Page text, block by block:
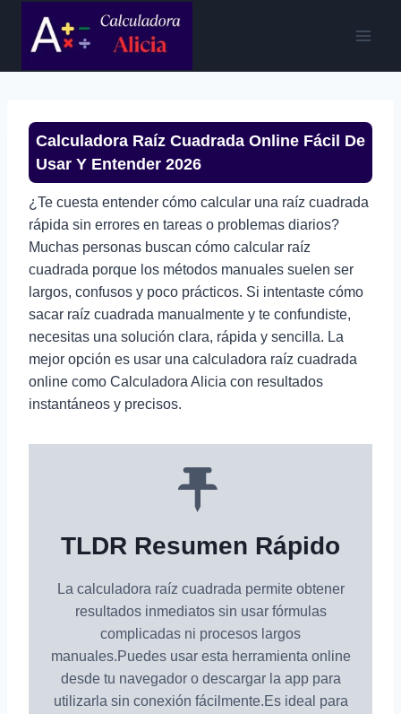
contenido
Calculadora Raíz Cuadrada Online Fácil De
Usar Y Entender 2026
¿Te cuesta entender cómo calcular una raíz cuadrada
rápida sin errores en tareas o problemas diarios?
Muchas personas buscan cómo calcular raíz
cuadrada porque los métodos manuales suelen ser
largos, confusos y poco prácticos. Si intentaste cómo
sacar raíz cuadrada manualmente y te confundiste,
necesitas una solución clara, rápida y sencilla. La
mejor opción es usar una calculadora raíz cuadrada
online como Calculadora Alicia con resultados
instantáneos y precisos.
TLDR Resumen Rápido
La calculadora raíz cuadrada permite obtener
resultados inmediatos sin usar fórmulas
complicadas ni procesos largos
manuales.Puedes usar esta herramienta online
desde tu navegador o descargar la app para
utilizarla sin conexión fácilmente.Es ideal para